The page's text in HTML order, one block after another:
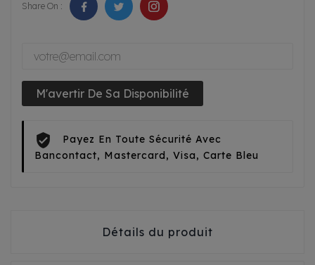
Share On :
M'avertir De Sa Disponibilité
Payez En Toute Sécurité Avec
Bancontact, Mastercard, Visa, Carte Bleu
Détails du produit